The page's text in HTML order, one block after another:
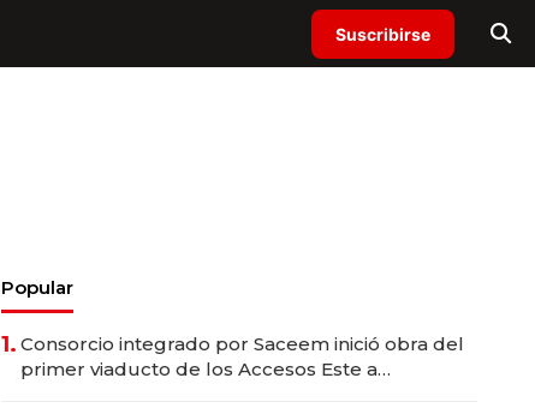
Suscribirse
Popular
1. Consorcio integrado por Saceem inició obra del
primer viaducto de los Accesos Este a